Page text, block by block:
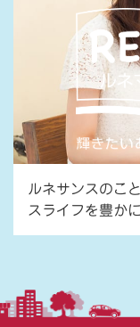
ルネサンスのこ
スライフを豊か